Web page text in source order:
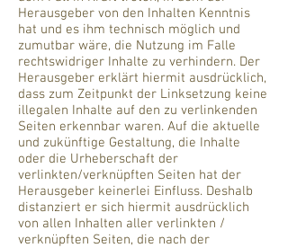
Herausgeber von den Inhalten Kenntnis
hat und es ihm technisch möglich und
zumutbar wäre, die Nutzung im Falle
rechtswidriger Inhalte zu verhindern. Der
Herausgeber erklärt hiermit ausdrücklich,
dass zum Zeitpunkt der Linksetzung keine
illegalen Inhalte auf den zu verlinkenden
Seiten erkennbar waren. Auf die aktuelle
und zukünftige Gestaltung, die Inhalte
oder die Urheberschaft der
verlinkten/verknüpften Seiten hat der
Herausgeber keinerlei Einfluss. Deshalb
distanziert er sich hiermit ausdrücklich
von allen Inhalten aller verlinkten /
verknüpften Seiten, die nach der